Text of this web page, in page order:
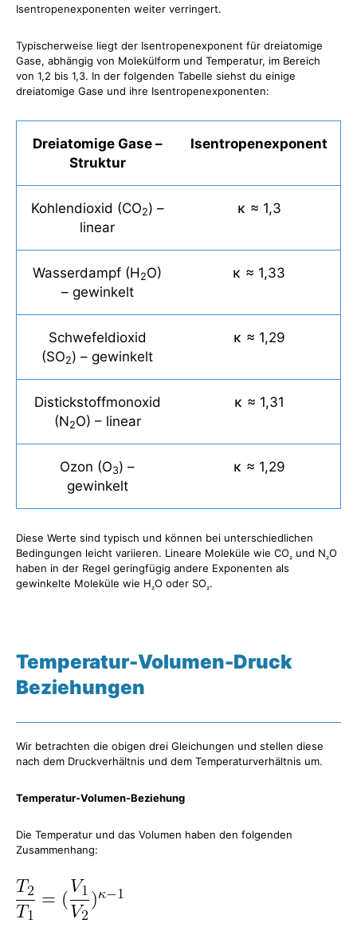
Isentropenexponenten weiter verringert.
Typischerweise liegt der Isentropenexponent für dreiatomige
Gase, abhängig von Molekülform und Temperatur, im Bereich
von 1,2 bis 1,3. In der folgenden Tabelle siehst du einige
dreiatomige Gase und ihre Isentropenexponenten:
Dreiatomige Gase –
Struktur
Isentropenexponent
Kohlendioxid (CO2) –
linear
κ ≈ 1,3
Wasserdampf (H 2O)
– gewinkelt
κ ≈ 1,33
Schwefeldioxid
(SO2) – gewinkelt
κ ≈ 1,29
Distickstoffmonoxid
(N2O) – linear
κ ≈ 1,31
Ozon (O3) –
gewinkelt
κ ≈ 1,29
Diese Werte sind typisch und können bei unterschiedlichen
Bedingungen leicht variieren. Lineare Moleküle wie CO₂ und N₂O
haben in der Regel geringfügig andere Exponenten als
gewinkelte Moleküle wie H₂O oder SO₂.
Temperatur-Volumen-Druck
Beziehungen
Wir betrachten die obigen drei Gleichungen und stellen diese
nach dem Druckverhältnis und dem Temperaturverhältnis um.
Temperatur-Volumen-Beziehung
Die Temperatur und das Volumen haben den folgenden
Zusammenhang: